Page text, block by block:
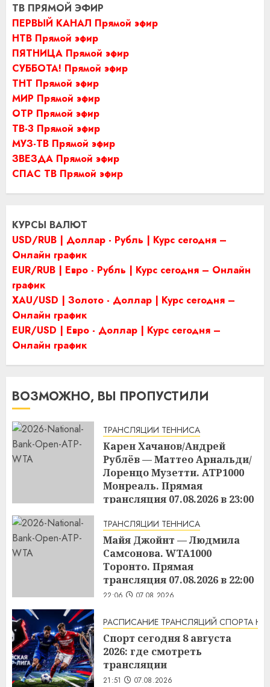
ТВ ПРЯМОЙ ЭФИР
ПЕРВЫЙ КАНАЛ Прямой эфир
НТВ Прямой эфир
ПЯТНИЦА Прямой эфир
СУББОТА! Прямой эфир
ТНТ Прямой эфир
МИР Прямой эфир
ОТР Прямой эфир
ТВ-3 Прямой эфир
МУЗ-ТВ Прямой эфир
ЗВЕЗДА Прямой эфир
СПАС ТВ Прямой эфир
КУРСЫ ВАЛЮТ
USD/RUB | Доллар - Рубль | Курс сегодня –
Онлайн график
EUR/RUB | Евро - Рубль | Курс сегодня – Онлайн
график
XAU/USD | Золото - Доллар | Курс сегодня –
Онлайн график
EUR/USD | Евро - Доллар | Курс сегодня –
Онлайн график
ВОЗМОЖНО, ВЫ ПРОПУСТИЛИ
ТРАНСЛЯЦИИ ТЕННИСА
Карен Хачанов/Андрей
Рублёв — Маттео Арнальди/
Лоренцо Музетти. ATP1000
Монреаль. Прямая
трансляция 07.08.2026 в 23:00
ТРАНСЛЯЦИИ ТЕННИСА
Майя Джойнт — Людмила
Самсонова. WTA1000
Торонто. Прямая
трансляция 07.08.2026 в 22:00
22:06 07.08.2026
РАСПИСАНИЕ ТРАНСЛЯЦИЙ СПОРТА НА
Спорт сегодня 8 августа
2026: где смотреть
трансляции
21:51 07.08.2026